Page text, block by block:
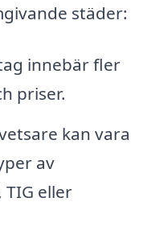
städer:
innebär fler
priser.
kan vara
av
TIG eller